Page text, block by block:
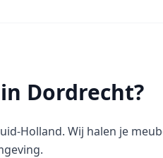
Dordrecht?
Holland. Wij halen je